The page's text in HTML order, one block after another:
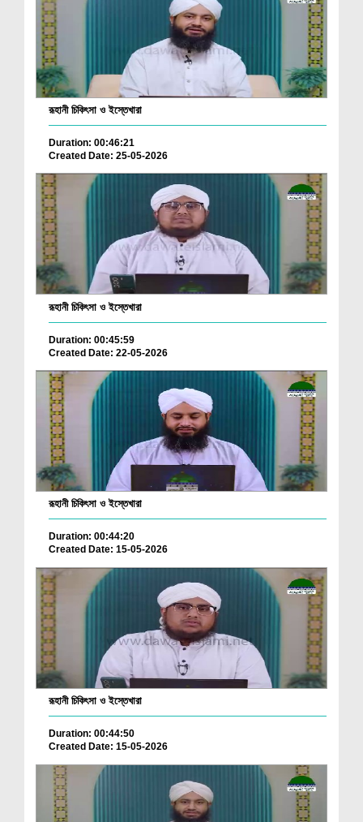
রূহানী চিকিৎসা ও ইস্তেখারা
Duration: 00:46:21
Created Date: 25-05-2026
রূহানী চিকিৎসা ও ইস্তেখারা
Duration: 00:45:59
Created Date: 22-05-2026
রূহানী চিকিৎসা ও ইস্তেখারা
Duration: 00:44:20
Created Date: 15-05-2026
রূহানী চিকিৎসা ও ইস্তেখারা
Duration: 00:44:50
Created Date: 15-05-2026